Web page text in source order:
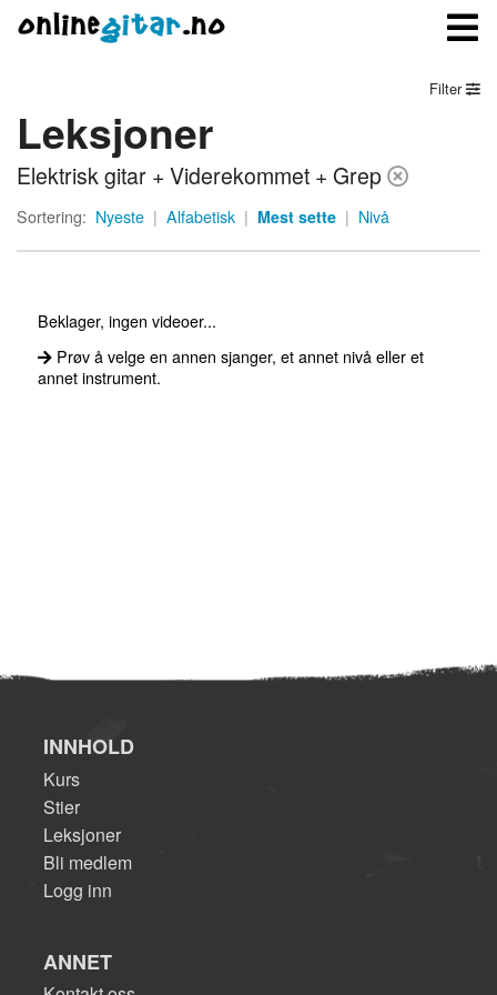
Meny
Logg inn
Filter
Leksjoner
Elektrisk gitar + Viderekommet + Grep
Sortering: Nyeste | Alfabetisk | Mest sette | Nivå
Beklager, ingen videoer...
Prøv å velge en annen sjanger, et annet nivå eller et
annet instrument.
INNHOLD
Kurs
Stier
Leksjoner
Bli medlem
Logg inn
ANNET